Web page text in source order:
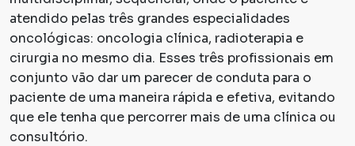
atendido pelas três grandes especialidades
oncológicas: oncologia clínica, radioterapia e
cirurgia no mesmo dia. Esses três profissionais em
conjunto vão dar um parecer de conduta para o
paciente de uma maneira rápida e efetiva, evitando
que ele tenha que percorrer mais de uma clínica ou
consultório.